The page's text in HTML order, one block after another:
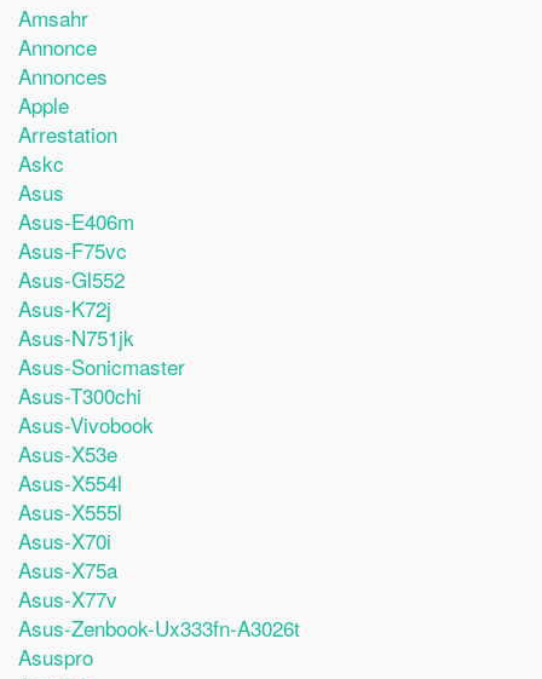
Amsahr
Annonce
Annonces
Apple
Arrestation
Askc
Asus
Asus-E406m
Asus-F75vc
Asus-Gl552
Asus-K72j
Asus-N751jk
Asus-Sonicmaster
Asus-T300chi
Asus-Vivobook
Asus-X53e
Asus-X554l
Asus-X555l
Asus-X70i
Asus-X75a
Asus-X77v
Asus-Zenbook-Ux333fn-A3026t
Asuspro